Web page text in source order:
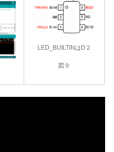
LED_BUILTINはD２
図９